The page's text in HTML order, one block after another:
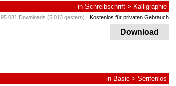
in Schreibschrift > Kalligraphie
95.081 Downloads (5.013 gestern) Kostenlos für privaten Gebrauch
Download
in Basic > Serifenlos